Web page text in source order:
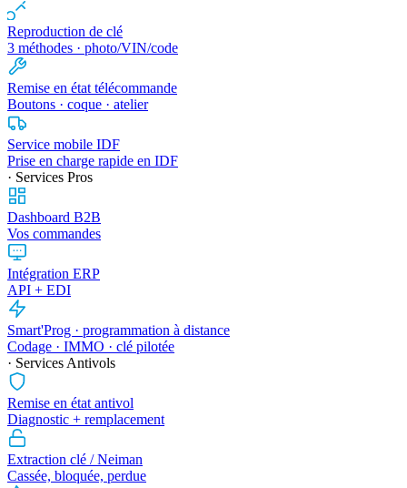
Reproduction de clé
3 méthodes · photo/VIN/code
Remise en état télécommande
Boutons · coque · atelier
Service mobile IDF
Prise en charge rapide en IDF
· Services Pros
Dashboard B2B
Vos commandes
Intégration ERP
API + EDI
Smart'Prog · programmation à distance
Codage · IMMO · clé pilotée
· Services Antivols
Remise en état antivol
Diagnostic + remplacement
Extraction clé / Neiman
Cassée, bloquée, perdue